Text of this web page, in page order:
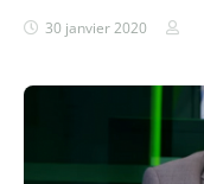
30 janvier 2020